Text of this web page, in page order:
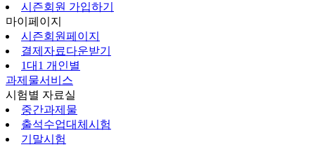
시즌회원 가입하기
마이페이지
시즌회원페이지
결제자료다운받기
1대1 개인별
과제물서비스
시험별 자료실
중간과제물
출석수업대체시험
기말시험